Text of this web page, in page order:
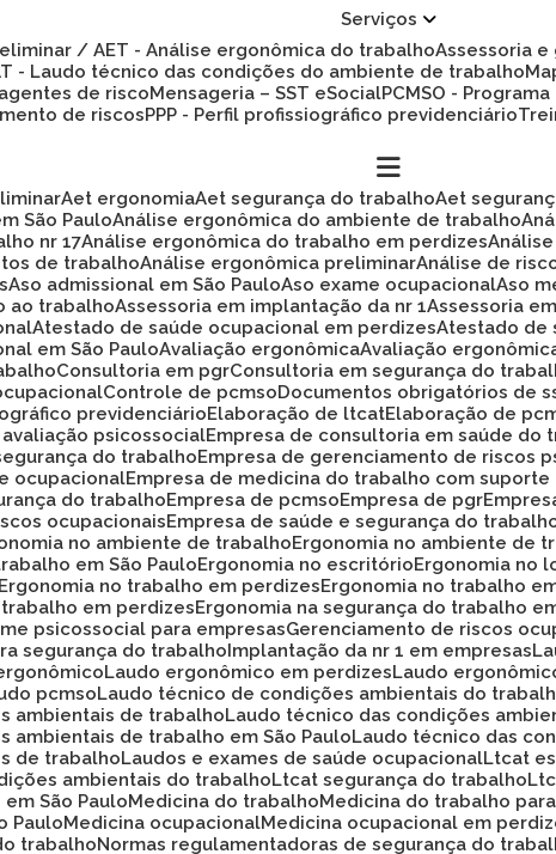
Serviços
/ AET - Análise ergonômica do trabalho Assessoria
- Laudo técnico das condições do ambiente de trabalho
de risco
Mensageria – SST eSocial PCMSO -
de riscos
PPP - Perfil profissiográfico previdenciário
Aet ergonomia Aet segurança do trabalho Aet
São Paulo Análise ergonômica do ambiente de trabalho
nr 17 Análise ergonômica do trabalho em perdizes
de trabalho Análise ergonômica preliminar Análise de
Aso admissional em São Paulo Aso exame ocupacional Aso
ao trabalho Assessoria em implantação da nr 1 Assessoria
Atestado de saúde ocupacional em perdizes Atestado
em São Paulo Avaliação ergonômica Avaliação
Consultoria em pgr Consultoria em segurança do
Controle de pcmso Documentos obrigatórios de
previdenciário
Elaboração de ltcat Elaboração de
avaliação psicossocial Empresa de consultoria em saúde do
do trabalho
Empresa de gerenciamento de riscos
ocupacional Empresa de medicina do trabalho com
do trabalho
Empresa de pcmso Empresa de pgr
ocupacionais
Empresa de saúde e segurança do
no ambiente de trabalho
Ergonomia no ambiente de
em São Paulo
Ergonomia no escritório Ergonomia no
Ergonomia no trabalho em perdizes Ergonomia no trabalho
trabalho em perdizes
Ergonomia na segurança do trabalho
psicossocial para empresas
Gerenciamento de riscos
segurança do trabalho Implantação da nr 1 em empresas
Laudo ergonômico em perdizes Laudo
pcmso
Laudo técnico de condições ambientais do
ambientais de trabalho
Laudo técnico das condições
ambientais de trabalho em São Paulo
Laudo técnico das
de trabalho
Laudos e exames de saúde ocupacional Ltcat
ambientais do trabalho
Ltcat segurança do trabalho
São Paulo
Medicina do trabalho Medicina do trabalho
Paulo
Medicina ocupacional Medicina ocupacional em
trabalho
Normas regulamentadoras de segurança do